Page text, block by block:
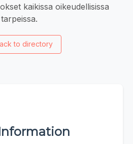
kaikissa oikeudellisissa
tarpeissa.
to directory